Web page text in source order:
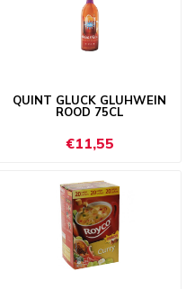
QUINT GLUCK GLUHWEIN
ROOD 75CL
€11,55